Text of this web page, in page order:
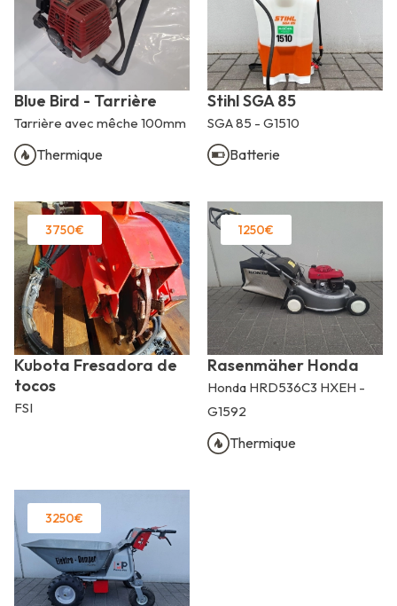
Blue Bird - Tarrière
Tarrière avec mêche 100mm
Thermique
Stihl SGA 85
SGA 85 - G1510
Batterie
3750€
Kubota Fresadora de
tocos
FSI
1250€
Rasenmäher Honda
Honda HRD536C3 HXEH -
G1592
Thermique
3250€